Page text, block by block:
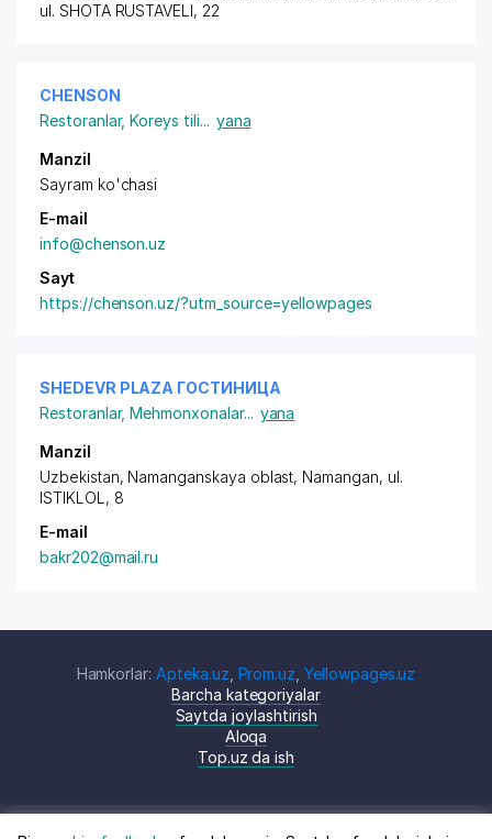
ul. SHOTA RUSTAVELI, 22
CHENSON
Restoranlar,Koreys tili... yana
Manzil
Sayram ko'chasi
E-mail
info@chenson.uz
Sayt
https://chenson.uz/?utm_source=yellowpages
SHEDEVR PLAZA ГОСТИНИЦА
Restoranlar,Mehmonxonalar... yana
Manzil
Uzbekistan, Namanganskaya oblast, Namangan, ul.
ISTIKLOL , 8
E-mail
bakr202@mail.ru
Hamkorlar: Apteka.uz Prom.uz ,Yellowpages.uz
Barcha kategoriyalar
Saytda joylashtirish
Aloqa
Top.uz da ish